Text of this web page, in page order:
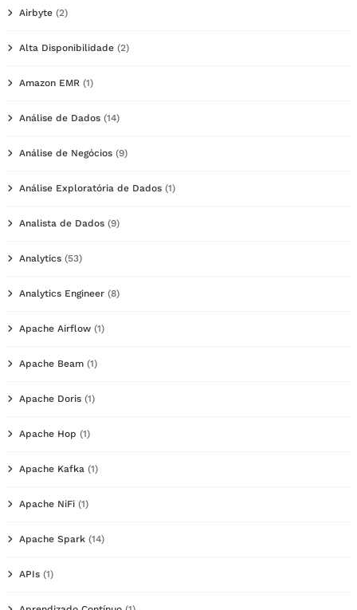
Airbyte (2)
Alta Disponibilidade (2)
Amazon EMR (1)
Análise de Dados (14)
Análise de Negócios (9)
Análise Exploratória de Dados (1)
Analista de Dados (9)
Analytics (53)
Analytics Engineer (8)
Apache Airflow (1)
Apache Beam (1)
Apache Doris (1)
Apache Hop (1)
Apache Kafka (1)
Apache NiFi (1)
Apache Spark (14)
APIs (1)